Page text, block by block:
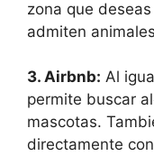
zona que
admiten
3. Airbnb: Al
permite buscar
mascotas.
directamente